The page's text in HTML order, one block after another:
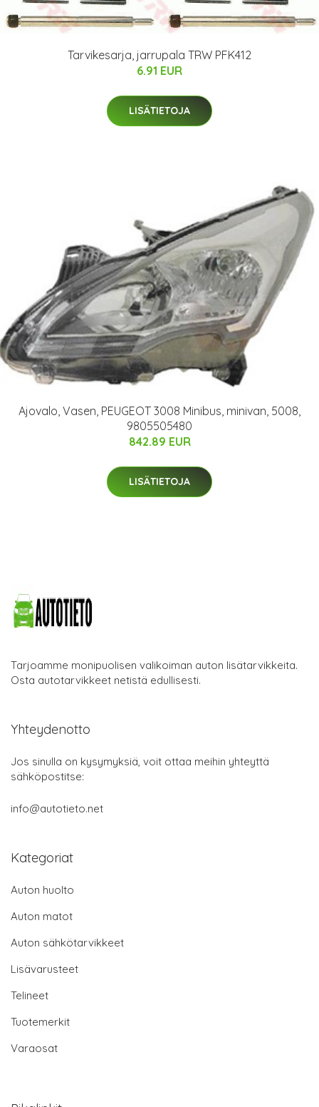
Tarvikesarja, jarrupala TRW PFK412
6.91 EUR
LISÄTIETOJA
Ajovalo, Vasen, PEUGEOT 3008 Minibus, minivan, 5008,
9805505480
842.89 EUR
LISÄTIETOJA
Tarjoamme monipuolisen valikoiman auton lisätarvikkeita.
Osta autotarvikkeet netistä edullisesti.
Yhteydenotto
Jos sinulla on kysymyksiä, voit ottaa meihin yhteyttä
sähköpostitse:
info@autotieto.net
Kategoriat
Auton huolto
Auton matot
Auton sähkötarvikkeet
Lisävarusteet
Telineet
Tuotemerkit
Varaosat